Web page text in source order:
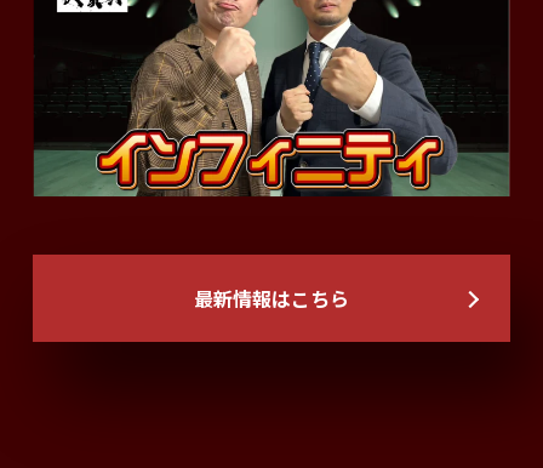
最新情報はこちら